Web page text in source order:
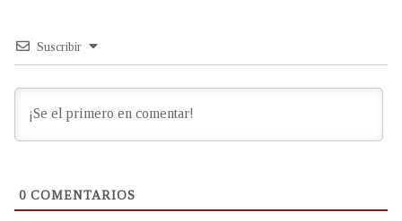
Suscribir
0 COMENTARIOS